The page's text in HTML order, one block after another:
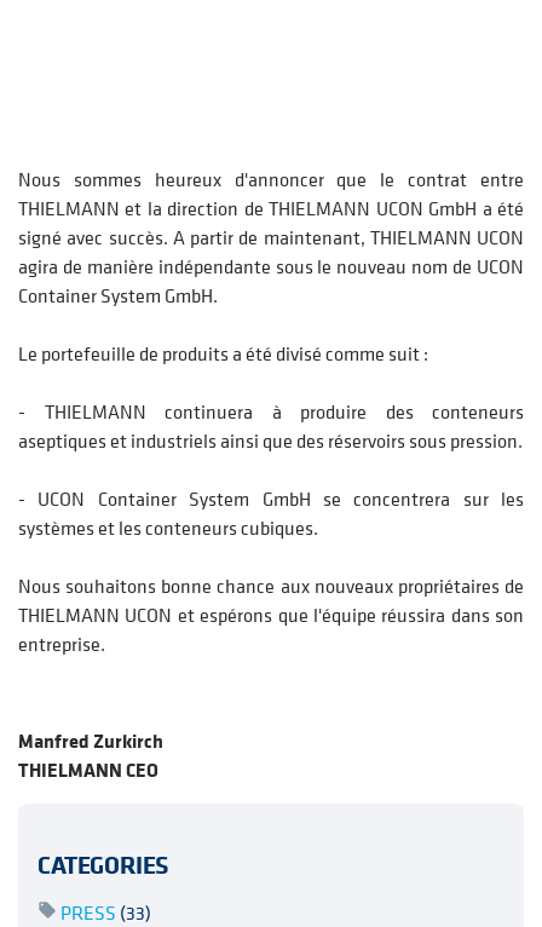
Nous sommes heureux d'annoncer que le contrat entre
THIELMANN et la direction de THIELMANN UCON GmbH a été
signé avec succès. A partir de maintenant, THIELMANN UCON
agira de manière indépendante sous le nouveau nom de UCON
Container System GmbH.
Le portefeuille de produits a été divisé comme suit :
- THIELMANN continuera à produire des conteneurs
aseptiques et industriels ainsi que des réservoirs sous pression.
- UCON Container System GmbH se concentrera sur les
systèmes et les conteneurs cubiques.
Nous souhaitons bonne chance aux nouveaux propriétaires de
THIELMANN UCON et espérons que l'équipe réussira dans son
entreprise.
Manfred Zurkirch
THIELMANN CEO
CATEGORIES
PRESS (33)